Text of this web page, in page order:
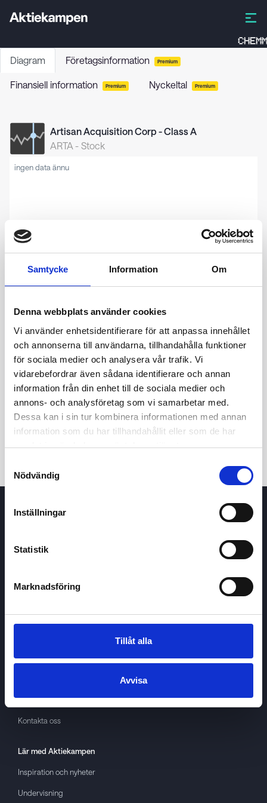
Samtycke Information Om
Denna webbplats använder cookies
Vi använder enhetsidentifierare för att anpassa innehållet
och annonserna till användarna, tillhandahålla funktioner
för sociala medier och analysera vår trafik. Vi
vidarebefordrar även sådana identifierare och annan
information från din enhet till de sociala medier och
annons- och analysföretag som vi samarbetar med.
Dessa kan i sin tur kombinera informationen med annan
information som du har tillhandahållit eller som de har
samlat in när du har använt deras tjänster.
Nödvändig
Inställningar
Statistik
Marknadsföring
Tillåt alla
Avvisa
Diagram Företagsinformation Premium
Finansiell information Premium Nyckeltal Premium
Artisan Acquisition Corp - Class A
ARTA - Stock
ingen data ännu
24t 7d 1m 3m 1å 5å
Köp / Sälj
OmAktiekampen
About cookies
GDPR
Kontakta oss
Lär med Aktiekampen
Inspiration och nyheter
Undervisning